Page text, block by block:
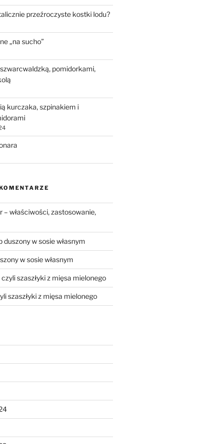
przeźroczyste kostki lodu?
„na sucho”
pomidorkami,
kurczaka, szpinakiem i
– właściwości, zastosowanie,
duszony w sosie własnym
w sosie własnym
szaszłyki z mięsa mielonego
szaszłyki z mięsa mielonego